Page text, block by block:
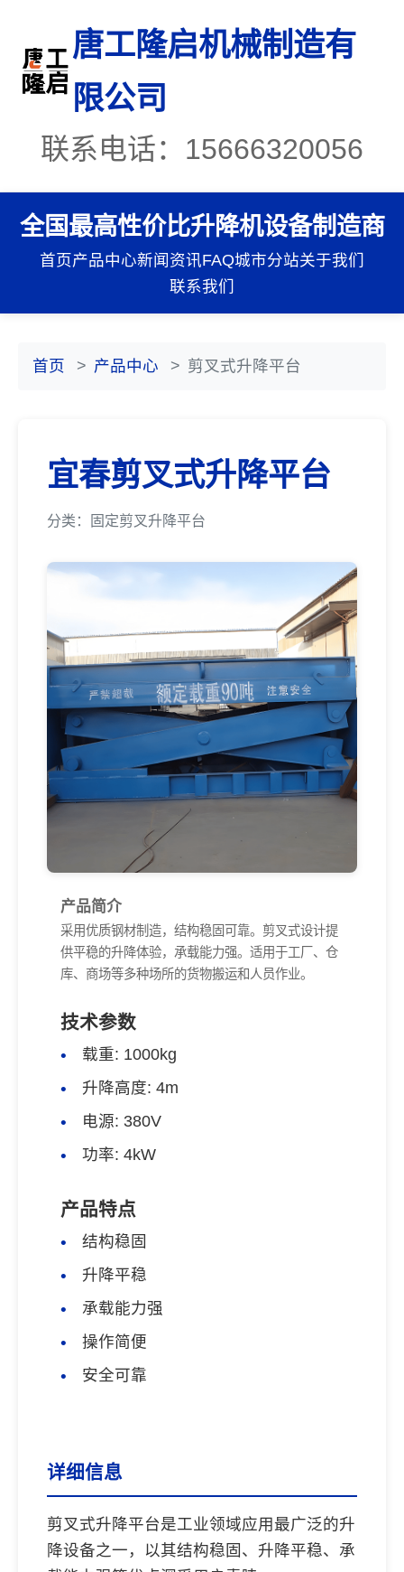
唐工隆启机械制造有
限公司
联系电话：15666320056
全国最高性价比升降机设备制造商
首页产品中心新闻资讯FAQ城市分站关于我们
联系我们
首页 产品中心 剪叉式升降平台
宜春剪叉式升降平台
分类：固定剪叉升降平台
产品简介
采用优质钢材制造，结构稳固可靠。剪叉式设计提
供平稳的升降体验，承载能力强。适用于工厂、仓
库、商场等多种场所的货物搬运和人员作业。
技术参数
载重: 1000kg
升降高度: 4m
电源: 380V
功率: 4kW
产品特点
结构稳固
升降平稳
承载能力强
操作简便
安全可靠
详细信息
剪叉式升降平台是工业领域应用最广泛的升
降设备之一，以其结构稳固、升降平稳、承